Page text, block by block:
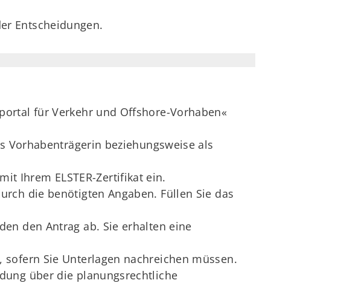
Entscheidungen.
für Verkehr und Offshore-Vorhaben«
Vorhabenträgerin beziehungsweise als
Ihrem ELSTER-Zertifikat ein.
die benötigten Angaben. Füllen Sie das
den Antrag ab. Sie erhalten eine
Sie Unterlagen nachreichen müssen.
über die planungsrechtliche